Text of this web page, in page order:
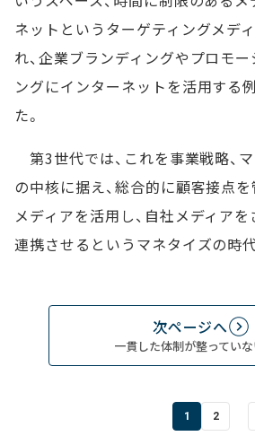
ネットというターゲティングメデ
れ、企業ブランディングやプロモー
ングにインターネットを活用する
た。
第3世代では、これを事業戦略、
の中核に据え、総合的に顧客接点
メディアを活用し、自社メディアを
連携させるというマネタイズの時
次ページへ
一貫した体制が整ってい
1 2